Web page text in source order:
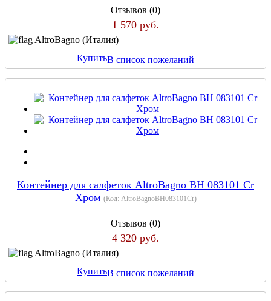
Отзывов (0)
1 570 руб.
AltroBagno (Италия)
КупитьВ список пожеланий
Контейнер для салфеток AltroBagno BH 083101 Cr
Хром (Код: AltroBagnoBH083101Cr)
Отзывов (0)
4 320 руб.
AltroBagno (Италия)
КупитьВ список пожеланий